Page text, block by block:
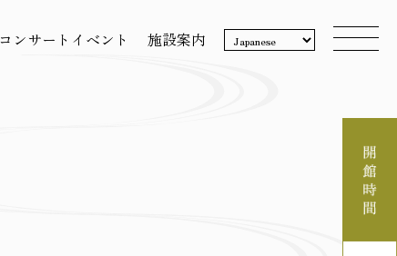
コンサートイベント 施設案内